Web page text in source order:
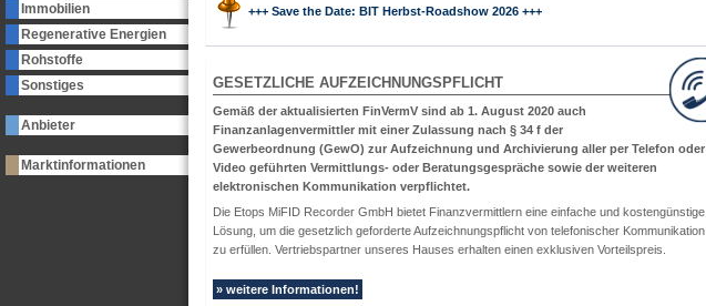
Immobilien
Regenerative Energien
Rohstoffe
Sonstiges
Anbieter
Marktinformationen
+++ Save the Date: BIT Herbst-Roadshow 2026 +++
GESETZLICHE AUFZEICHNUNGSPFLICHT
Gemäß der aktualisierten FinVermV sind ab 1. August 2020 auch
Finanzanlagenvermittler mit einer Zulassung nach § 34 f der
Gewerbeordnung (GewO) zur Aufzeichnung und Archivierung aller per Telefon oder
Video geführten Vermittlungs- oder Beratungsgespräche sowie der weiteren
elektronischen Kommunikation verpflichtet.
Die Etops MiFID Recorder GmbH bietet Finanzvermittlern eine einfache und kostengünstige
Lösung, um die gesetzlich geforderte Aufzeichnungspflicht von telefonischer Kommunikation
zu erfüllen. Vertriebspartner unseres Hauses erhalten einen exklusiven Vorteilspreis.
» weitere Informationen!